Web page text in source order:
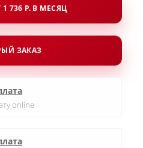
736 Р. В МЕСЯЦ
ЗАКАЗ
online